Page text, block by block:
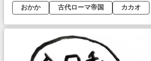
おかか
古代ローマ帝国 カカオ